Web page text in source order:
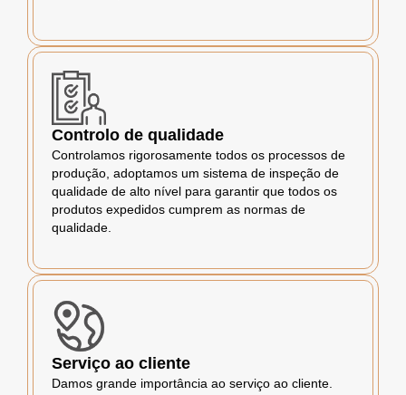
Controlo de qualidade
Controlamos rigorosamente todos os processos de
produção, adoptamos um sistema de inspeção de
qualidade de alto nível para garantir que todos os
produtos expedidos cumprem as normas de
qualidade.
Serviço ao cliente
Damos grande importância ao serviço ao cliente.